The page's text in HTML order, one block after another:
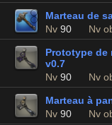
Marteau de
Nv 90 Nv
Prototype de
v0.7
Nv 90 Nv
Marteau à
Nv 90 Nv